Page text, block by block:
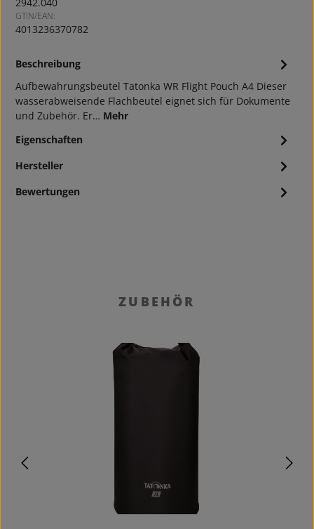
GTIN/EAN:
4013236370782
Beschreibung
Aufbewahrungsbeutel Tatonka WR Flight Pouch A4 Dieser
wasserabweisende Flachbeutel eignet sich für Dokumente
und Zubehör. Er… Mehr
Eigenschaften
Hersteller
Bewertungen
Produktgalerie überspringenZUBEHÖR